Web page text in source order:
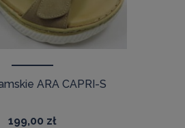
ARA CAPRI-S
199,00 zł